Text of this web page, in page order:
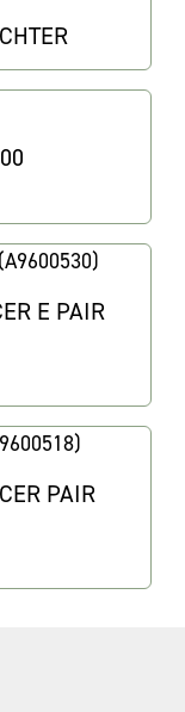
E PAIR
PAIR